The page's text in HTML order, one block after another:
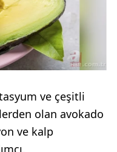
ve çeşitli
olan avokado
ve kalp